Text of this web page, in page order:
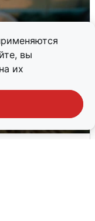
вы
на их
завыли